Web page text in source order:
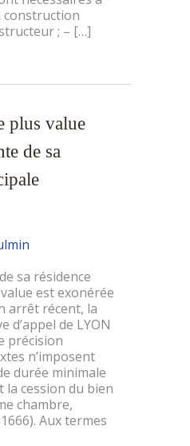
construction
; – […]
plus value
de sa
sa résidence
est exonérée
arrêt récent, la
d’appel de LYON
précision
n’imposent
durée minimale
la cession du bien
chambre,
Aux termes